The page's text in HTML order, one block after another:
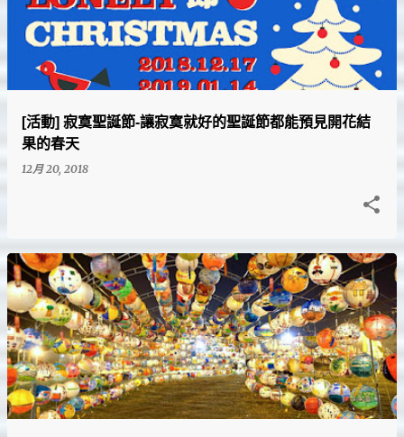
[活動] 寂寞聖誕節-讓寂寞就好的聖誕節都能預見開花結
果的春天
12月 20, 2018